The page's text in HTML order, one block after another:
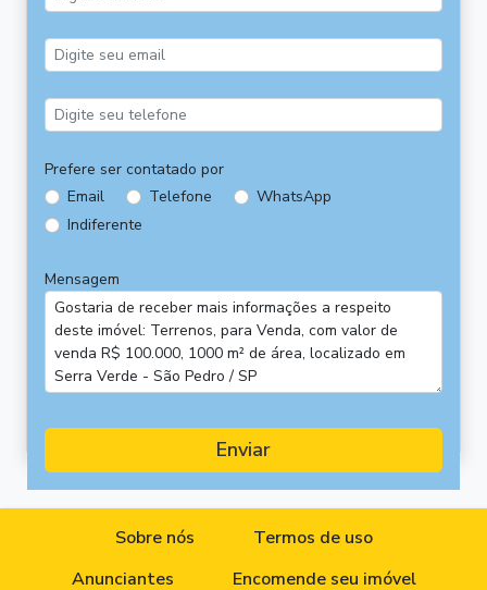
Prefere ser contatado por
Email
Telefone
WhatsApp
Indiferente
Mensagem
Enviar
Sobre nós
Termos de uso
Anunciantes
Encomende seu imóvel